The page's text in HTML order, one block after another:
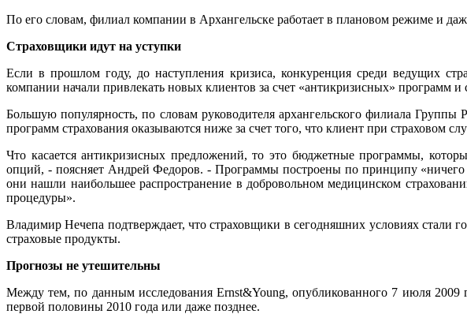
По его словам, филиал компании в Архангельске работает в плановом режиме и
Страховщики идут на уступки
Если в прошлом году, до наступления кризиса, конкуренция среди ведущих
компании начали привлекать новых клиентов за счет «антикризисных» программ и
Большую популярность, по словам руководителя архангельского филиала
программ страхования оказываются ниже за счет того, что клиент при страховом
Что касается антикризисных предложений, то это бюджетные программы,
опций, - поясняет Андрей Федоров. - Программы построены по принципу
они нашли наибольшее распространение в добровольном медицинском
процедуры».
Владимир Нечепа подтверждает, что страховщики в сегодняшних условиях стали
страховые продукты.
Прогнозы не утешительны
Между тем, по данным исследования Ernst&Young, опубликованного 7 июля 2009
первой половины 2010 года или даже позднее.